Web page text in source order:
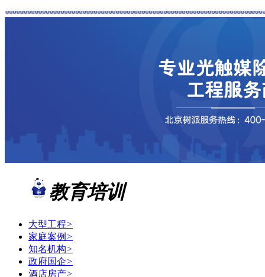
教育培训
大型工程>
家庭案例 >
知名机构>
政府国企>
酒店房产>